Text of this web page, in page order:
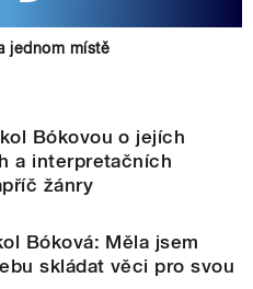
jednom místě
Bókovou o jejích
a interpretačních
žánry
Bóková: Měla jsem
skládat věci pro svou